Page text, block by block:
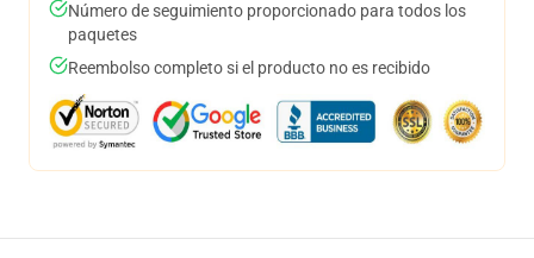
Número de seguimiento proporcionado para todos los
paquetes
Reembolso completo si el producto no es recibido